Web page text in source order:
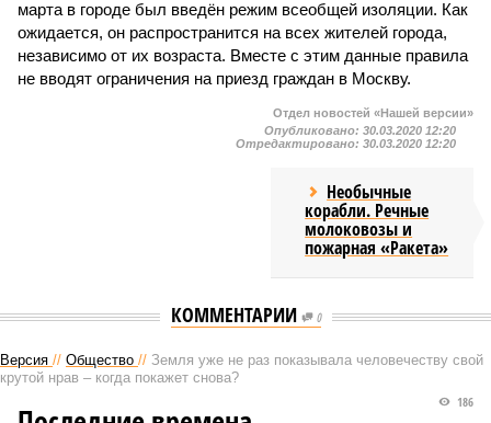
марта в городе был введён режим всеобщей изоляции. Как
ожидается, он распространится на всех жителей города,
независимо от их возраста. Вместе с этим данные правила
не вводят ограничения на приезд граждан в Москву.
Отдел новостей «Нашей версии»
Опубликовано: 30.03.2020 12:20
Отредактировано: 30.03.2020 12:20
Необычные
корабли. Речные
молоковозы и
пожарная «Ракета»
КОММЕНТАРИИ 0
Версия // Общество // Земля уже не раз показывала человечеству свой
крутой нрав – когда покажет снова?
186